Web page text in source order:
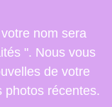
nom sera
". Nous vous
de votre
photos récentes.